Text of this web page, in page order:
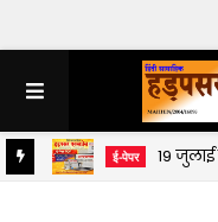
ई-पेपर 19